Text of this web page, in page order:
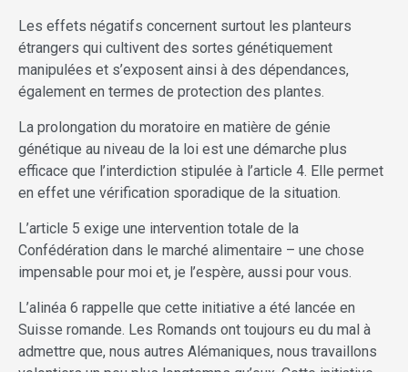
Les effets négatifs concernent surtout les planteurs
étrangers qui cultivent des sortes génétiquement
manipulées et s’exposent ainsi à des dépendances,
également en termes de protection des plantes.
La prolongation du moratoire en matière de génie
génétique au niveau de la loi est une démarche plus
efficace que l’interdiction stipulée à l’article 4. Elle permet
en effet une vérification sporadique de la situation.
L’article 5 exige une intervention totale de la
Confédération dans le marché alimentaire – une chose
impensable pour moi et, je l’espère, aussi pour vous.
L’alinéa 6 rappelle que cette initiative a été lancée en
Suisse romande. Les Romands ont toujours eu du mal à
admettre que, nous autres Alémaniques, nous travaillons